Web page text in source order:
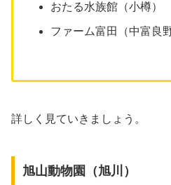
おたる水族館（小樽）
ファーム富田（中富良野
詳しく見ていきましょう。
旭山動物園（旭川）